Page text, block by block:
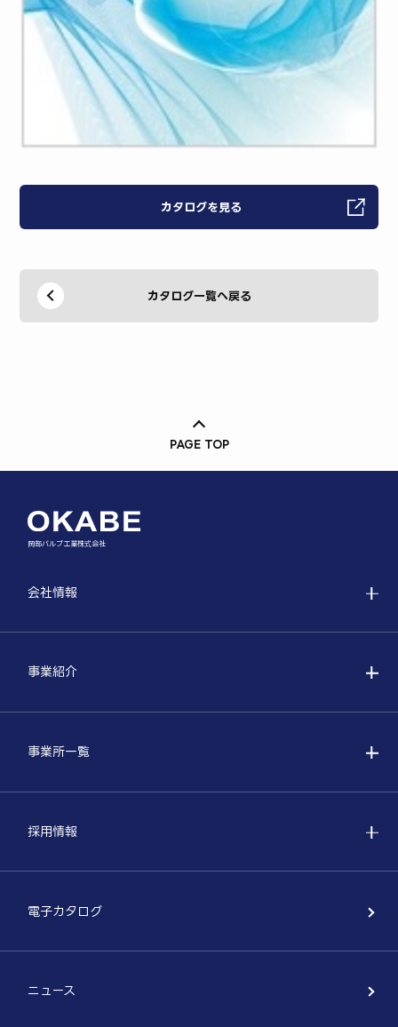
カタログを見る
カタログ一覧へ戻る
PAGE TOP
岡部バルブ工業株式会社
会社情報
事業紹介
事業所一覧
採用情報
電子カタログ
ニュース